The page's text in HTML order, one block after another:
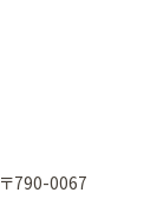
〒790-0067